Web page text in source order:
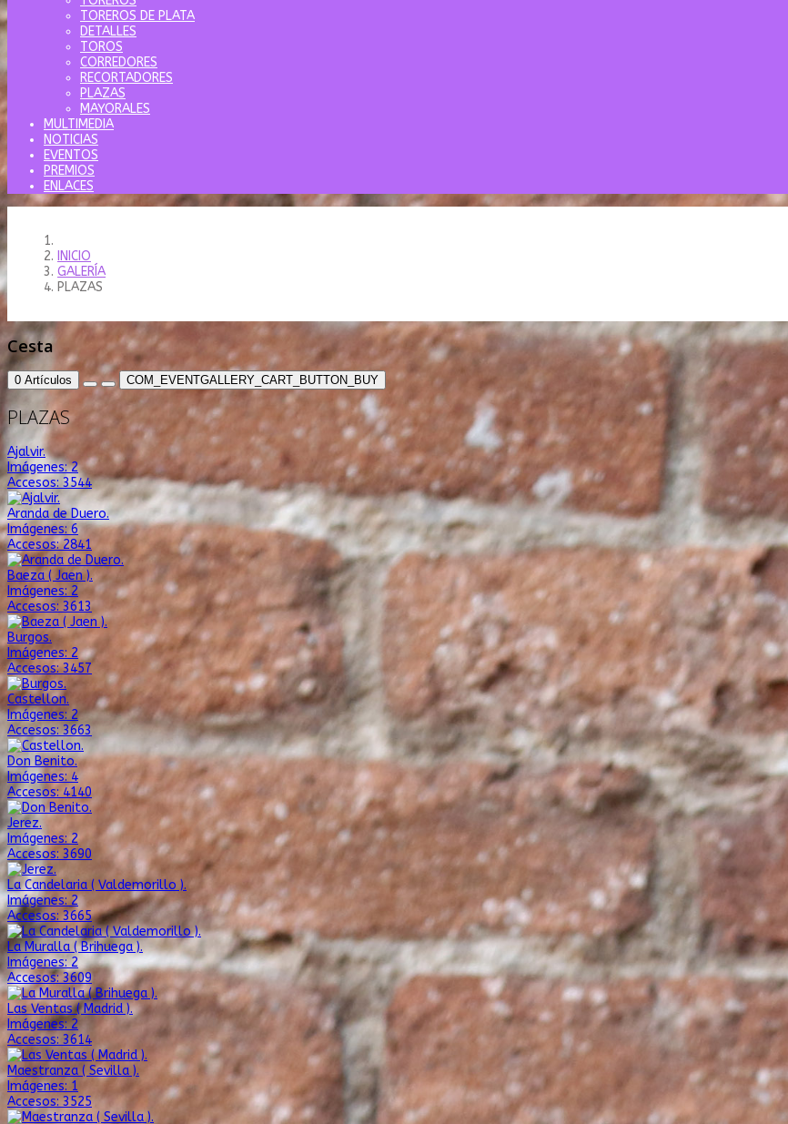
TOREROS DE PLATA
DETALLES
TOROS
CORREDORES
RECORTADORES
PLAZAS
MAYORALES
MULTIMEDIA
NOTICIAS
EVENTOS
PREMIOS
ENLACES
INICIO
GALERÍA
PLAZAS
Cesta
0 Artículos COM_EVENTGALLERY_CART_BUTTON_BUY
PLAZAS
Ajalvir.
Imágenes: 2
Accesos: 3544
Aranda de Duero.
Imágenes: 6
Accesos: 2841
Baeza ( Jaen ).
Imágenes: 2
Accesos: 3613
Burgos.
Imágenes: 2
Accesos: 3457
Castellon.
Imágenes: 2
Accesos: 3663
Don Benito.
Imágenes: 4
Accesos: 4140
Jerez.
Imágenes: 2
Accesos: 3690
La Candelaria ( Valdemorillo ).
Imágenes: 2
Accesos: 3665
La Muralla ( Brihuega ).
Imágenes: 2
Accesos: 3609
Las Ventas ( Madrid ).
Imágenes: 2
Accesos: 3614
Maestranza ( Sevilla ).
Imágenes: 1
Accesos: 3525